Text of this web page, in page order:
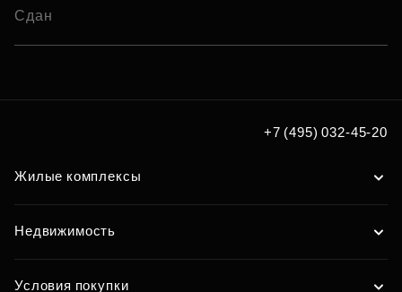
Сдан
+7 (495) 032-45-20
Жилые комплексы
Недвижимость
Условия покупки